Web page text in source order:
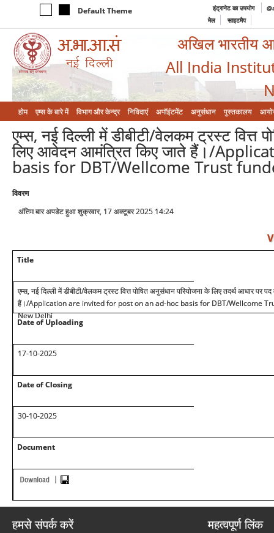
Default Theme इंट्रानेट का उपयोग
मेल
साइटमैप
अखिल भारतीय
All India
होम एम्‍स के बारे में विभाग और केन्‍द्र निविदाएं अपॉइंटमेंट अनुसंधान पुस्तकालय
एम्स, नई दिल्ली में डीबीटी/वेलकम ट्रस्ट वित्त
लिए आवेदन आमंत्रित किए जाते हैं।/
basis for DBT/Wellcome Trust
विवरण
अंतिम बार अपडेट हुआ शुक्रवार, 17 अक्टूबर 2025 14:24
Title
एम्स, नई दिल्ली में डीबीटी/वेलकम ट्रस्ट वित्त पोषित अनुसंधान परियोजना के लिए तदर्थ आधार पर
हैं।/Application are invited for post on an ad-hoc basis for DBT/Wellcome
New Delhi
Date of Uploading
17-10-2025
Date of Closing
30-10-2025
Document
हमसे संपर्क करें महत्वपूर्ण लिंक